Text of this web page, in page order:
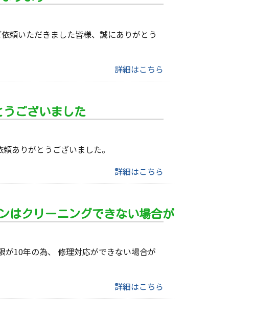
頼いただきました皆様、誠にありがとう
詳細はこちら
うございました
ありがとうございました。
詳細はこちら
はクリーニングできない場合が
10年の為、 修理対応ができない場合が
詳細はこちら